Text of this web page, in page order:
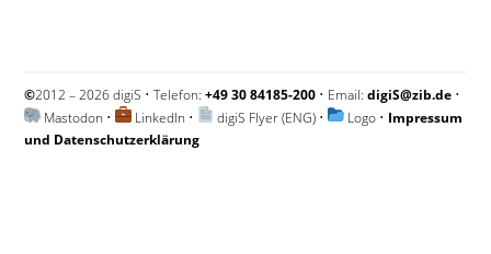
©2012 – 2026 digiS • Telefon:+49 30 84185-200 • Email:digiS@zib.de •
Mastodon • LinkedIn • digiS Flyer (ENG) • Logo • Impressum
und Datenschutzerklärung